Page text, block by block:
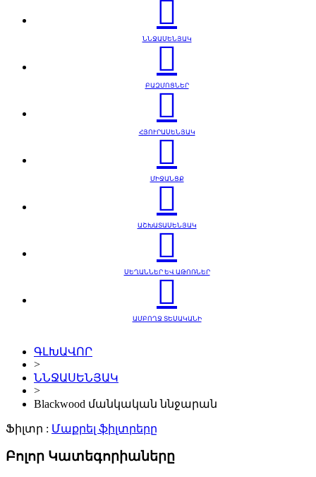
ՆՆՋԱՍԵՆՅԱԿ
ԲԱԶՄՈՑՆԵՐ
ՀՅՈՒՐԱՍԵՆՅԱԿ
ՄԻՋԱՆՑՔ
ԱՇԽԱՏԱՍԵՆՅԱԿ
ՍԵՂԱՆՆԵՐ ԵՎ ԱԹՈՌՆԵՐ
ԱՄԲՈՂՋ ՏԵՍԱԿԱՆԻ
ԳԼԽԱՎՈՐ
>
ՆՆՋԱՍԵՆՅԱԿ
>
Blackwood մանկական ննջարան
Ֆիլտր : Մաքրել ֆիլտրերը
Բոլոր Կատեգորիաները